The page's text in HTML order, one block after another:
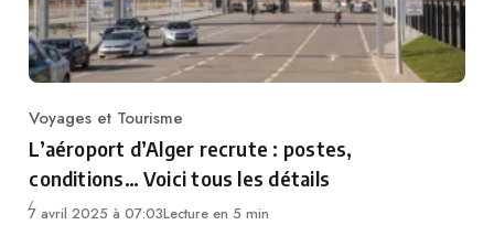
Category
Voyages et Tourisme
L’aéroport d’Alger recrute : postes,
conditions… Voici tous les détails
7 avril 2025 à 07:03Lecture en 5 min